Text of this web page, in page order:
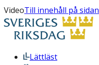
VideoTill innehåll på sidan
Lättläst